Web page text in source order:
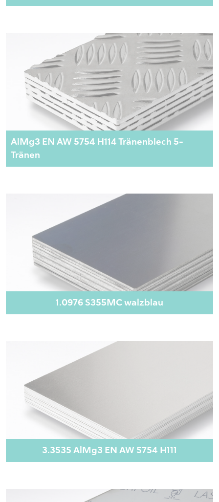
AlMg3 EN AW 5754 H114 Tränenblech 5-
Tränen
1.0976 S355MC walzblau
3.3535 AlMg3 EN AW 5754 H111